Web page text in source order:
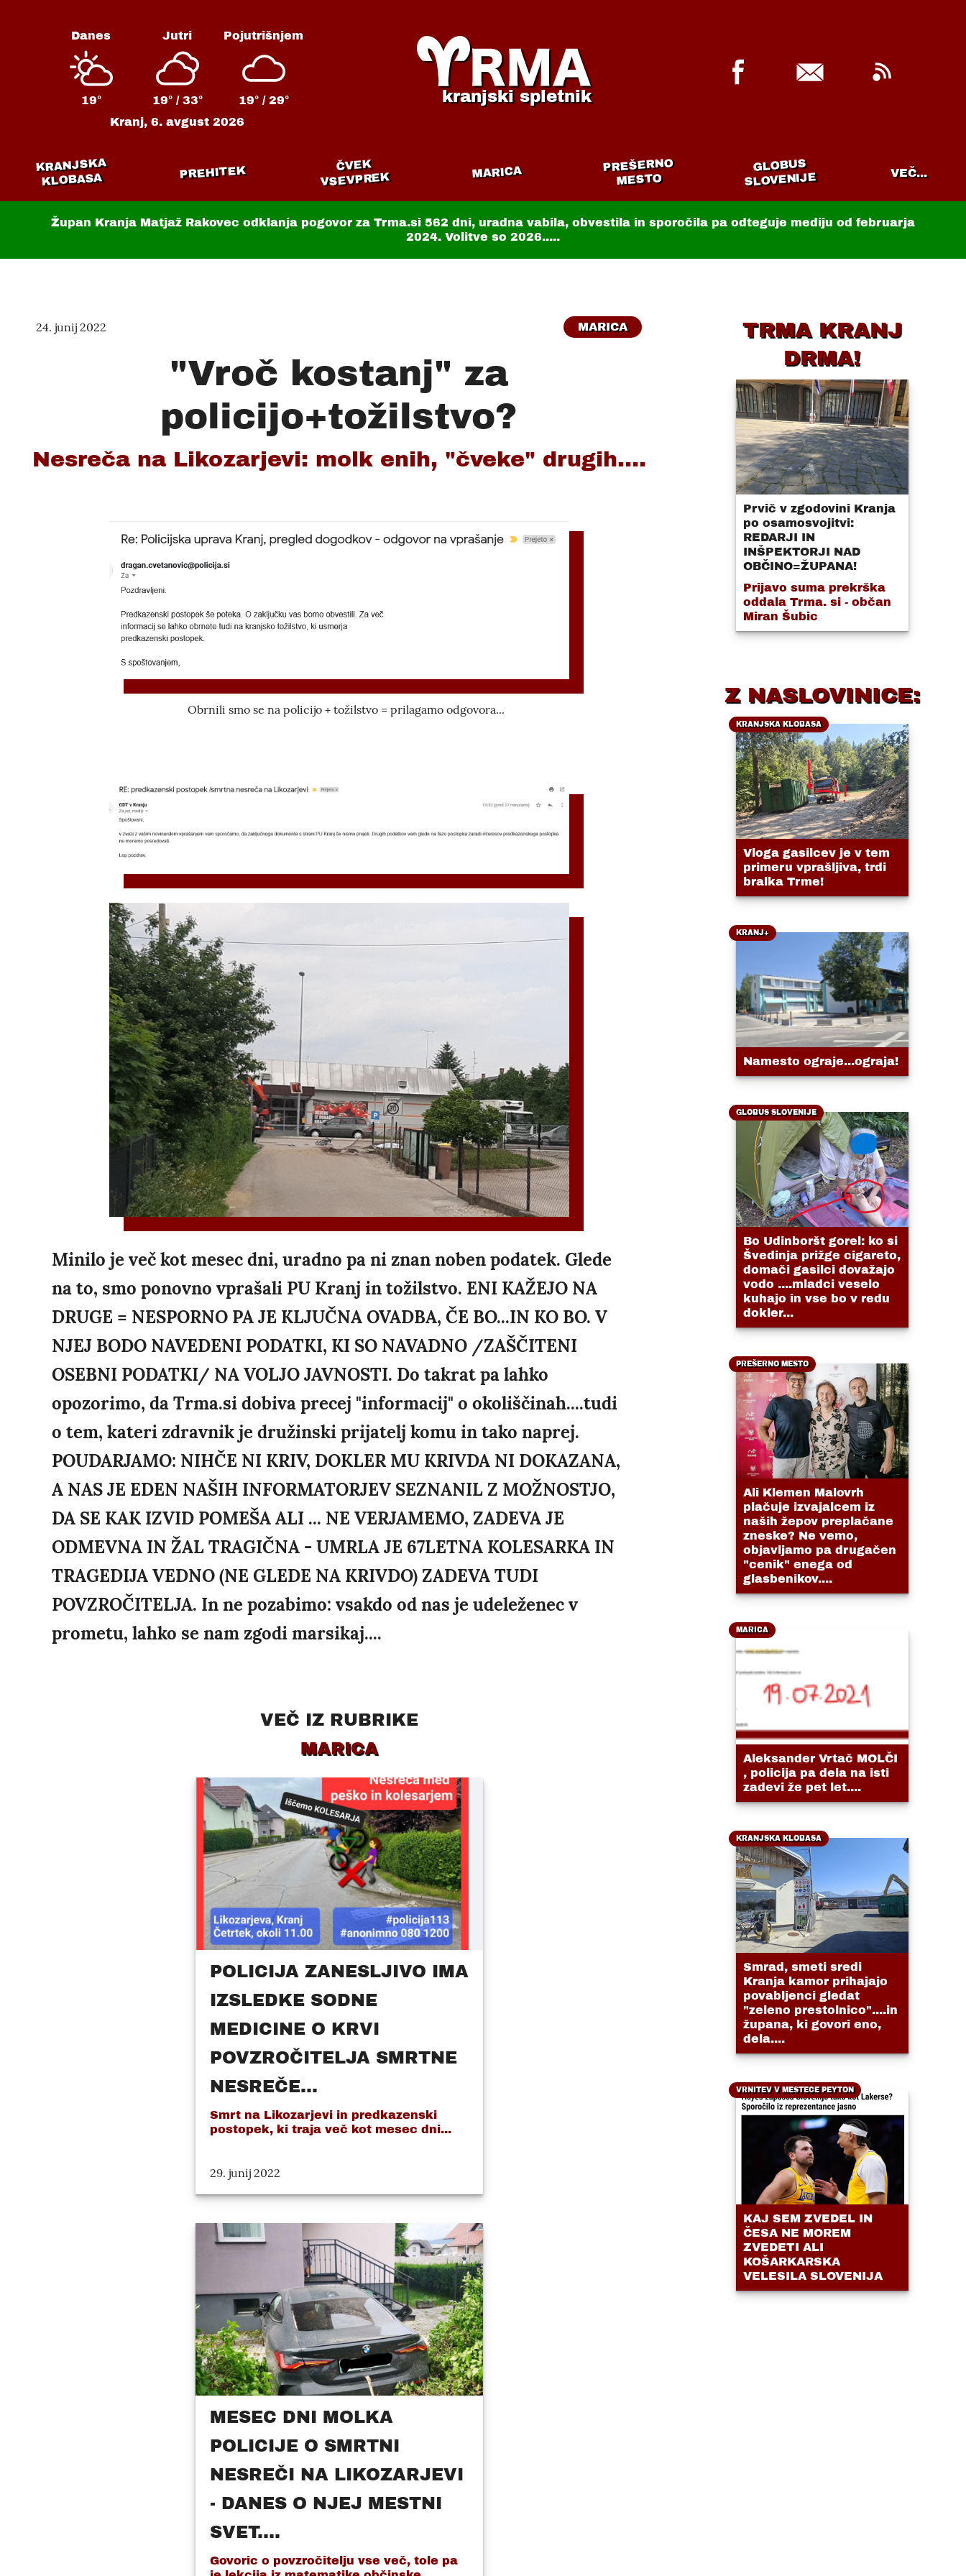
Danes
19°
Jutri
19° / 33°
Pojutrišnjem
19° / 29°
Kranj,6. avgust 2026
kranjski spletnik
KRANJSKA
KLOBASA PREHITEK ČVEK
VSEVPREK MARICA PREŠERNO
MESTO
GLOBUS
SLOVENIJE VEČ...
Župan Kranja Matjaž Rakovec odklanja pogovor za Trma.si 562 dni, uradna vabila, obvestila in sporočila pa odteguje mediju od februarja
2024. Volitve so 2026.....
24. junij 2022 MARICA
"Vroč kostanj" za
policijo+tožilstvo?
Nesreča na Likozarjevi: molk enih, "čveke" drugih....
Obrnili smo se na policijo + tožilstvo = prilagamo odgovora...
Minilo je več kot mesec dni, uradno pa ni znan noben podatek. Glede
na to, smo ponovno vprašali PU Kranj in tožilstvo. ENI KAŽEJO NA
DRUGE = NESPORNO PA JE KLJUČNA OVADBA, ČE BO...IN KO BO. V
NJEJ BODO NAVEDENI PODATKI, KI SO NAVADNO /ZAŠČITENI
OSEBNI PODATKI/ NA VOLJO JAVNOSTI. Do takrat pa lahko
opozorimo, da Trma.si dobiva precej "informacij" o okoliščinah....tudi
o tem, kateri zdravnik je družinski prijatelj komu in tako naprej.
POUDARJAMO: NIHČE NI KRIV, DOKLER MU KRIVDA NI DOKAZANA,
A NAS JE EDEN NAŠIH INFORMATORJEV SEZNANIL Z MOŽNOSTJO,
DA SE KAK IZVID POMEŠA ALI ... NE VERJAMEMO, ZADEVA JE
ODMEVNA IN ŽAL TRAGIČNA - UMRLA JE 67LETNA KOLESARKA IN
TRAGEDIJA VEDNO (NE GLEDE NA KRIVDO) ZADEVA TUDI
POVZROČITELJA. In ne pozabimo: vsakdo od nas je udeleženec v
prometu, lahko se nam zgodi marsikaj....
VEČ IZ RUBRIKE
MARICA
POLICIJA ZANESLJIVO IMA
IZSLEDKE SODNE
MEDICINE O KRVI
POVZROČITELJA SMRTNE
NESREČE...
Smrt na Likozarjevi in predkazenski
postopek, ki traja več kot mesec dni...
29. junij 2022
MESEC DNI MOLKA
POLICIJE O SMRTNI
NESREČI NA LIKOZARJEVI
- DANES O NJEJ MESTNI
SVET....
Govoric o povzročitelju vse več, tole pa
TRMA KRANJ
DRMA!
Prvič v zgodovini Kranja
po osamosvojitvi:
REDARJI IN
INŠPEKTORJI NAD
OBČINO=ŽUPANA!
Prijavo suma prekrška
oddala Trma. si - občan
Miran Šubic
Z NASLOVINICE:
KRANJSKA KLOBASA
Vloga gasilcev je v tem
primeru vprašljiva, trdi
bralka Trme!
KRANJ+
Namesto ograje...ograja!
GLOBUS SLOVENIJE
Bo Udinboršt gorel: ko si
Švedinja prižge cigareto,
domači gasilci dovažajo
vodo ....mladci veselo
kuhajo in vse bo v redu
dokler...
PREŠERNO MESTO
Ali Klemen Malovrh
plačuje izvajalcem iz
naših žepov preplačane
zneske? Ne vemo,
objavljamo pa drugačen
"cenik" enega od
glasbenikov....
MARICA
Aleksander Vrtač MOLČI
, policija pa dela na isti
zadevi že pet let....
KRANJSKA KLOBASA
Smrad, smeti sredi
Kranja kamor prihajajo
povabljenci gledat
"zeleno prestolnico"....in
župana, ki govori eno,
dela....
VRNITEV V MESTECE PEYTON
KAJ SEM ZVEDEL IN
ČESA NE MOREM
ZVEDETI ALI
KOŠARKARSKA
VELESILA SLOVENIJA